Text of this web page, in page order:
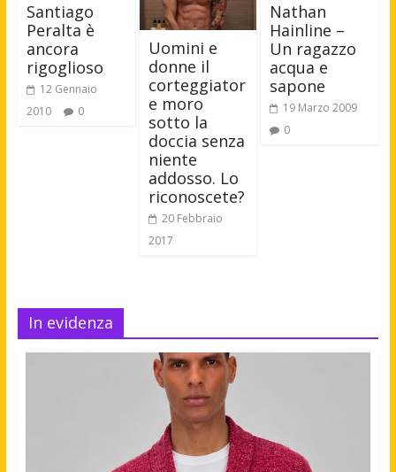
Santiago
Peralta è
ancora
rigoglioso
12 Gennaio
2010
0
Uomini e
donne il
corteggiator
e moro
sotto la
doccia senza
niente
addosso. Lo
riconoscete?
20 Febbraio
2017
Nathan
Hainline –
Un ragazzo
acqua e
sapone
19 Marzo 2009
0
In evidenza